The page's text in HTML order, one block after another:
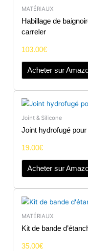
MATÉRIAUX
Habillage de
carreler
103.00€
Acheter sur
Joint & Silicone
Joint hydrofugé
19.00€
Acheter sur
MATÉRIAUX
Kit de bande
35.00€